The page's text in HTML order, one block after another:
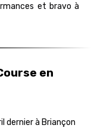
et bravo à
en
dernier à Briançon